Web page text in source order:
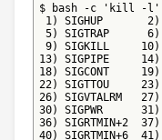
$ bash -c 'kill -l'
1) SIGHUP
5) SIGTRAP
9) SIGKILL     10)
13) SIGPIPE     14)
18) SIGCONT
22) SIGTTOU
26) SIGVTALRM
30) SIGPWR      31)
36) SIGRTMIN+2  37)
40) SIGRTMIN+6  41)